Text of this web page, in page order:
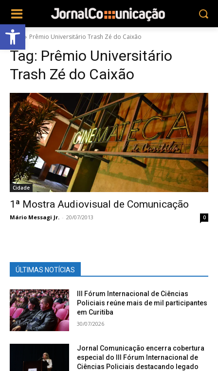
Abrir a barra de ferramentas
Tags Prêmio Universitário Trash Zé do Caixão
Tag: Prêmio Universitário
Trash Zé do Caixão
Cidade
1ª Mostra Audiovisual de Comunicação
Mário Messagi Jr. - 20/07/2013 0
ÚLTIMAS NOTÍCIAS
III Fórum Internacional de Ciências
Policiais reúne mais de mil participantes
em Curitiba
30/07/2026
Jornal Comunicação encerra cobertura
especial do III Fórum Internacional de
Ciências Policiais destacando legado